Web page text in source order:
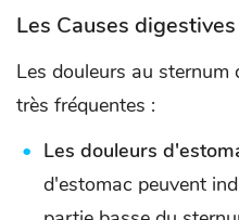
Les Causes digestives
Les douleurs au
très fréquentes :
Les douleurs
d'estomac peuvent